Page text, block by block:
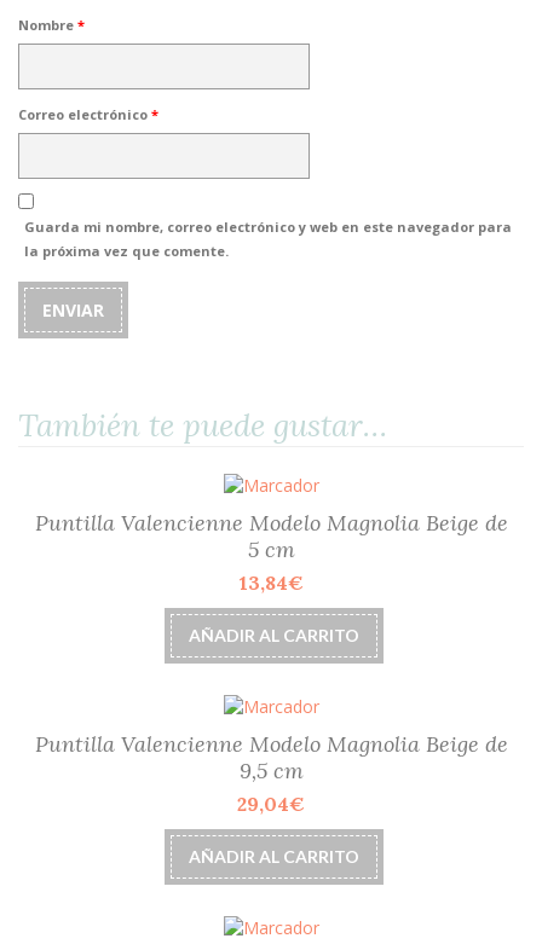
Nombre *
Correo electrónico *
Guarda mi nombre, correo electrónico y web en este navegador para
la próxima vez que comente.
También te puede gustar…
Puntilla Valencienne Modelo Magnolia Beige de
5 cm
13,84€
AÑADIR AL CARRITO
Puntilla Valencienne Modelo Magnolia Beige de
9,5 cm
29,04€
AÑADIR AL CARRITO